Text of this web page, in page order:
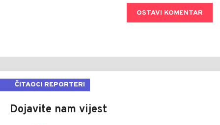
OSTAVI KOMENTAR
ČITAOCI REPORTERI
Dojavite nam vijest